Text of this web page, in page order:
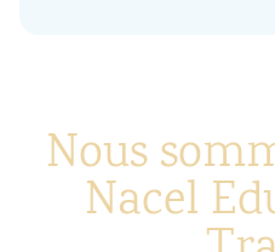
Nous
Nacel